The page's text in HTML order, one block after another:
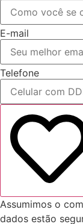
E-mail
Telefone
Assumimos o
dados estão